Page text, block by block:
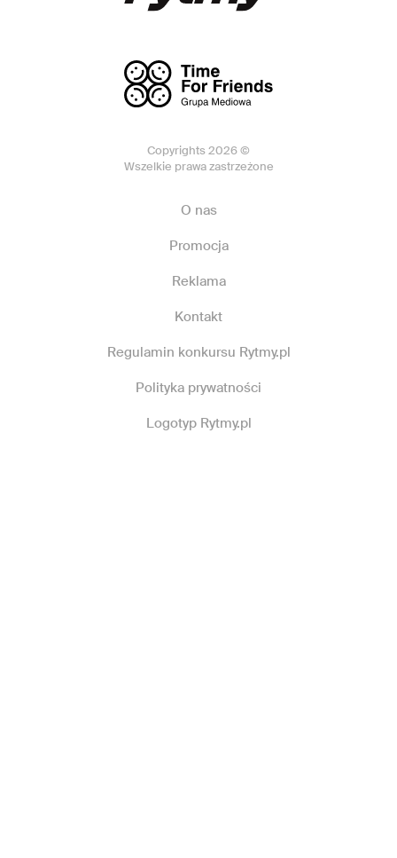
Copyrights 2026 ©
Wszelkie prawa zastrzeżone
O nas
Promocja
Reklama
Kontakt
Regulamin konkursu Rytmy.pl
Polityka prywatności
Logotyp Rytmy.pl